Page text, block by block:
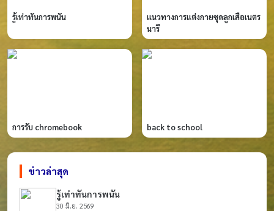
รู้เท่าทันการพนัน
แนวทางการแต่งกายชุดลูกเสือเนตร
นารี
การรับ chromebook ิback to school
ข่าวล่าสุด
รู้เท่าทันการพนัน
30 มิ.ย. 2569